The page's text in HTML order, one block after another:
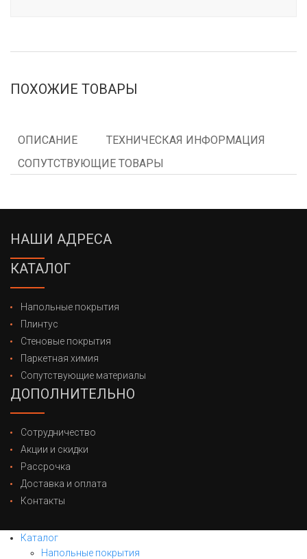
ПОХОЖИЕ ТОВАРЫ
ОПИСАНИЕ
ТЕХНИЧЕСКАЯ ИНФОРМАЦИЯ
СОПУТСТВУЮЩИЕ ТОВАРЫ
НАШИ АДРЕСА
КАТАЛОГ
Напольные покрытия
Плинтус
Стеновые покрытия
Паркетная химия
Сопутствующие материалы
ДОПОЛНИТЕЛЬНО
Сотрудничество
Акции и скидки
Рассрочка
Доставка и оплата
Контакты
Каталог
Напольные покрытия